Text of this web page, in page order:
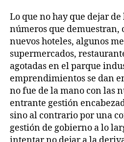
Lo que no hay que dejar de
números que demuestran,
nuevos hoteles, algunos
supermercados,
agotadas en el parque
emprendimientos se dan
no fue de la mano con las
entrante gestión
sino al contrario por una
gestión de gobierno a lo